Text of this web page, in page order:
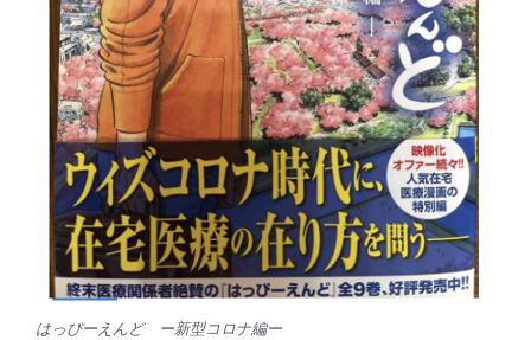
はっぴーえんど ー新型コロナ編ー